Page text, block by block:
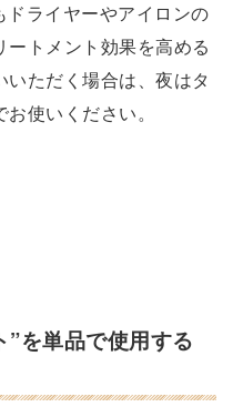
ドライヤーやアイロンの
トメント効果を高める
ただく場合は、夜はタ
使いください。
を単品で使用する